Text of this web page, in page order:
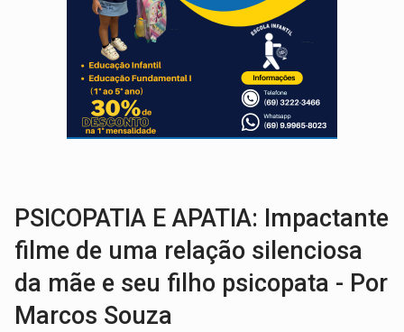
HOMENAGEM: Cientistas cassados pelo AI-5 se tornam pesquisadores
VÍDEO: Líder religioso é preso por abusar de fiéis sob pretexto de
LEVANTAMENTO: Brasil tem uma história marcada por guerras, revoltas e
LAMENTÁVEL: Mulher é encontrada morta dentro de residência
PSICOPATIA E APATIA: Impactante
filme de uma relação silenciosa
da mãe e seu filho psicopata - Por
Marcos Souza